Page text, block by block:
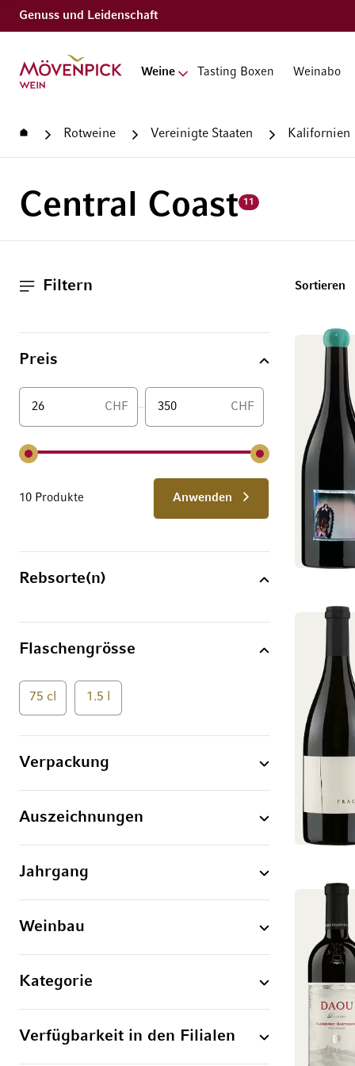
Genuss und Leidenschaft
Zur Startseite
Weine Tasting Boxen Weinabo
StartseiteRotweine Vereinigte Staaten Kalifornien
Central Coast 11
Filtern
Preis
Von
CHF CHF
10 Produkte Anwenden
Rebsorte(n)
Flaschengrösse
75 cl 1.5 l
Verpackung
Auszeichnungen
Jahrgang
Weinbau
Kategorie
Verfügbarkeit in den Filialen
Sortieren